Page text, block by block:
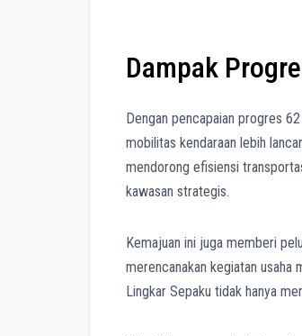
Dampak
Dengan pencapaian progres
mobilitas kendaraan lebih
mendorong efisiensi
kawasan strategis.
Kemajuan ini juga memberi
merencanakan kegiatan usaha
Lingkar Sepaku tidak hanya